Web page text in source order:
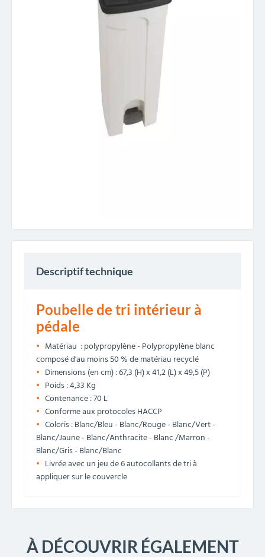
Descriptif technique
Poubelle de tri intérieur à
pédale
Matériau : polypropylène - Polypropylène blanc
composé d'au moins 50 % de matériau recyclé
Dimensions (en cm) : 67,3 (H) x 41,2 (L) x 49,5 (P)
Poids : 4,33 Kg
Contenance : 70 L
Conforme aux protocoles HACCP
Coloris : Blanc/Bleu - Blanc/Rouge - Blanc/Vert -
Blanc/Jaune - Blanc/Anthracite - Blanc /Marron -
Blanc/Gris - Blanc/Blanc
Livrée avec un jeu de 6 autocollants de tri à
appliquer sur le couvercle
À DÉCOUVRIR ÉGALEMENT